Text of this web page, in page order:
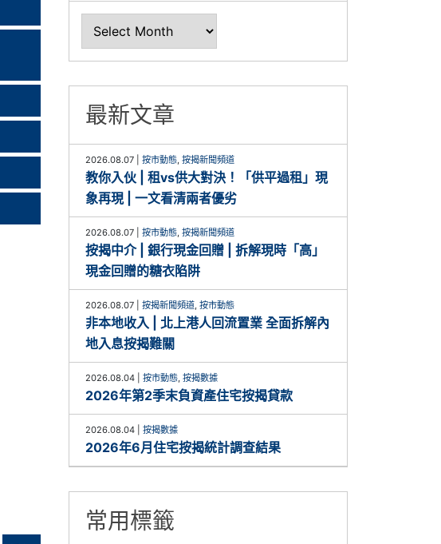
最新文章
2026.08.07 按市動態 按揭新聞頻道
教你入伙 | 租vs供大對決！「供平過租」現
象再現 | 一文看清兩者優劣
2026.08.07 按市動態 按揭新聞頻道
按揭中介 | 銀行現金回贈 | 拆解現時「高」
現金回贈的糖衣陷阱
2026.08.07 按揭新聞頻道 按市動態
非本地收入 | 北上港人回流置業 全面拆解內
地入息按揭難關
2026.08.04 按市動態 按揭數據
2026年第2季末負資產住宅按揭貸款
2026.08.04 按揭數據
2026年6月住宅按揭統計調查結果
常用標籤